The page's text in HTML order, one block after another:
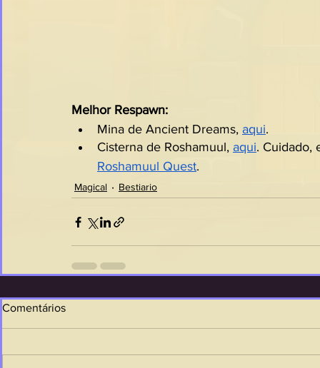
Melhor Respawn:
Mina de Ancient Dreams, aqui.
Cisterna de Roshamuul, aqui. Cuidado,
Roshamuul Quest.
Magical Bestiario
Comentários